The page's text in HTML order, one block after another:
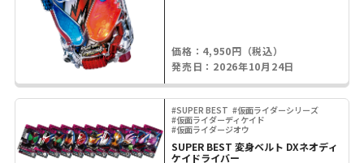
価格：4,950円（税込）
発売日：2026年10月24日
#SUPER BEST #仮面ライダーシリーズ
#仮面ライダーディケイド
#仮面ライダージオウ
SUPER BEST 変身ベルト DXネオディ
ケイドライバー